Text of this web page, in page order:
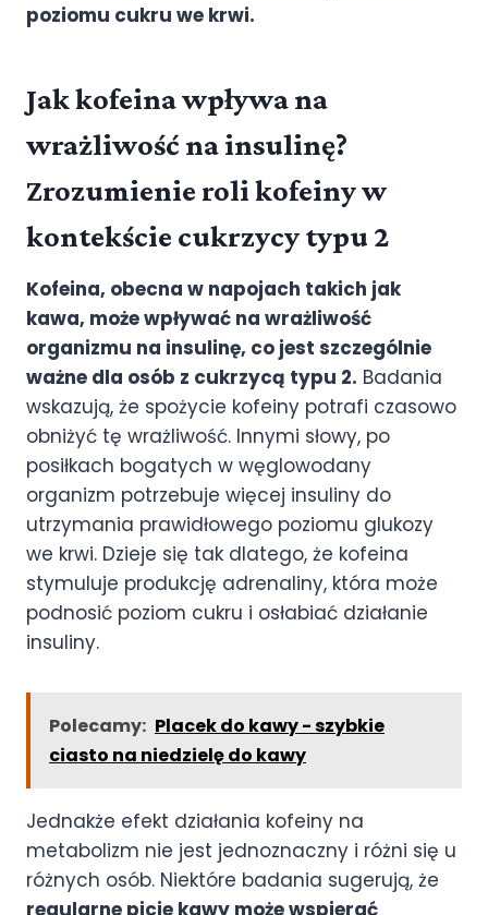
poziomu cukru we krwi.
Jak kofeina wpływa na
wrażliwość na insulinę?
Zrozumienie roli kofeiny w
kontekście cukrzycy typu 2
Kofeina, obecna w napojach takich jak
kawa, może wpływać na wrażliwość
organizmu na insulinę, co jest szczególnie
ważne dla osób z cukrzycą typu 2. Badania
wskazują, że spożycie kofeiny potrafi czasowo
obniżyć tę wrażliwość. Innymi słowy, po
posiłkach bogatych w węglowodany
organizm potrzebuje więcej insuliny do
utrzymania prawidłowego poziomu glukozy
we krwi. Dzieje się tak dlatego, że kofeina
stymuluje produkcję adrenaliny, która może
podnosić poziom cukru i osłabiać działanie
insuliny.
Polecamy: Placek do kawy - szybkie
ciasto na niedzielę do kawy
Jednakże efekt działania kofeiny na
metabolizm nie jest jednoznaczny i różni się u
różnych osób. Niektóre badania sugerują, że
regularne picie kawy może wspierać